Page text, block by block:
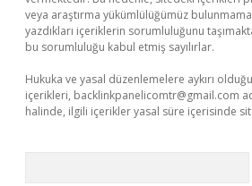
veya araştırma yükümlülüğümüz
yazdıkları içeriklerin sorumluluğunu
bu sorumluluğu kabul etmiş sayılırlar.
Hukuka ve yasal düzenlemelere aykırı
içerikleri, backlinkpanelicomtr@gmail.com
halinde, ilgili içerikler yasal süre içerisinde